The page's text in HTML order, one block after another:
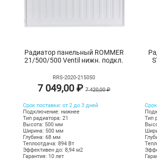
Радиатор панельный ROMMER
21/500/500 Ventil нижн. подкл.
RRS-2020-215050
7 049,00 ₽7 420,00 ₽
Срок поставки: от 2 до 3 дней
Подключение: нижнее
Тип радиатора: 21
Высота: 500 мм
Ширина: 500 мм
Глубина: 68 мм
Теплоотдача: 894 Вт
Эффективен до: 8,94 м2
Гарантия: 10 лет
Тип